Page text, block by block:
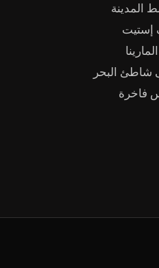
المدينة
إستيت
شاطئ البحر
فاخرة